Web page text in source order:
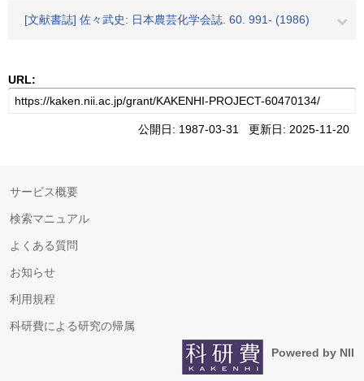
[文献書誌] 佐々武史: 日本農芸化学会誌. 60. 991- (1986)
URL:
公開日: 1987-03-31 更新日: 2025-11-20
サービス概要
検索マニュアル
よくある質問
お知らせ
利用規程
科研費による研究の帰属
Powered by NII